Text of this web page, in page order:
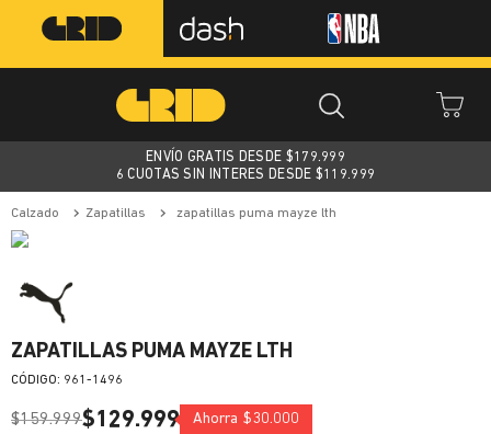
ENVÍO GRATIS DESDE $179.999
6 CUOTAS SIN INTERES DESDE $119.999
calzado zapatillas zapatillas puma mayze lth
ZAPATILLAS PUMA MAYZE LTH
: 961-1496
$159.999$129.999 Ahorra $30.000